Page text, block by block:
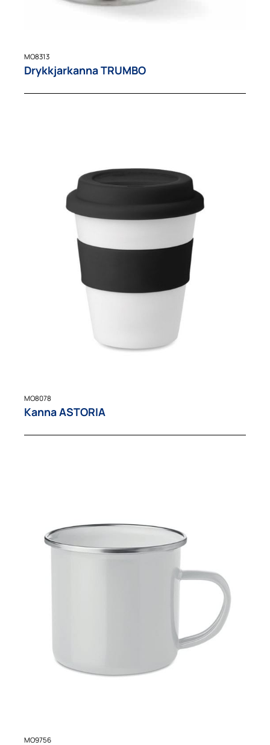
MO8313
Drykkjarkanna TRUMBO
MO8078
Kanna ASTORIA
MO9756